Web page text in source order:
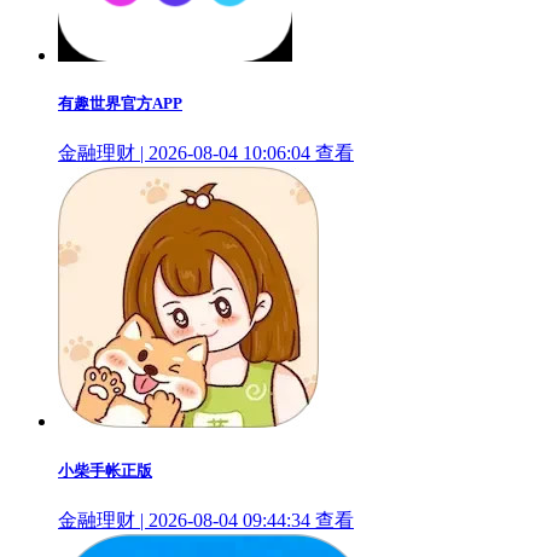
有趣世界官方APP
金融理财 | 2026-08-04 10:06:04 查看
小柴手帐正版
金融理财 | 2026-08-04 09:44:34 查看